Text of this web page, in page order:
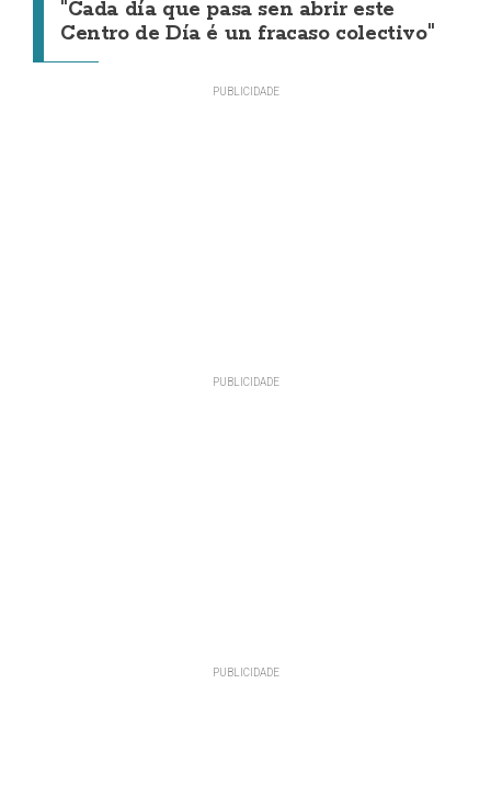
"Cada día que pasa sen abrir este
Centro de Día é un fracaso colectivo"